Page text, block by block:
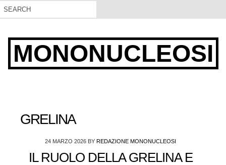
MONONUCLEOSI
GRELINA
24 MARZO 2026 BY REDAZIONE MONONUCLEOSI
IL RUOLO DELLA GRELINA E